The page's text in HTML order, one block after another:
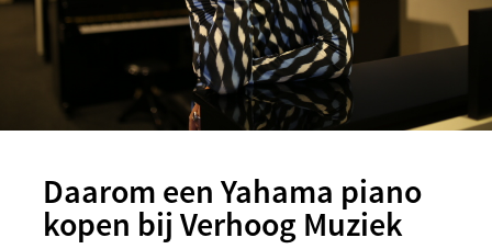
Daarom een Yahama piano
kopen bij Verhoog Muziek